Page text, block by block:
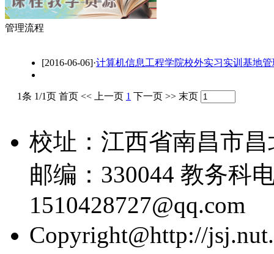
管理流程
[2016-06-06]·计算机信息工程学院校外实习实训基地
1条 1/1页 首页 << 上一页 1 下一页 >> 末页
校址：江西省南昌市
邮编：330044 教务科
1510428727@qq.com
Copyright@http://